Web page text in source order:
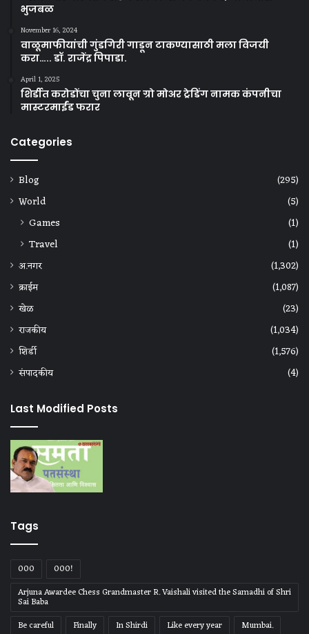
भुजबळ
November 16, 2024
वाळूमाफीयांची गुंडगिरी गाडून टाकण्यासाठी मला विजयी
करा….. डॉ. राजेंद्र पिपाडा.
April 1, 2025
शिर्डीत करोडोंचा चुना लावून ग्रो मोअर ट्रेडिंग नामक कंपनीचा
मास्टरमाईंड फरार
Categories
Blog
(295)
World
(5)
Games
(1)
Travel
(1)
अ.नगर
(1,302)
क्राईम
(1,087)
खेळ
(23)
राजकीय
(1,034)
शिर्डी
(1,576)
संपादकीय
(4)
Last Modified Posts
Tags
000
000!
Arjuna Awardee Chess Grandmaster R. Vaishali visited the Samadhi of Shri
Sai Baba
Be careful
Finally In Shirdi Like every year
Mumbai.